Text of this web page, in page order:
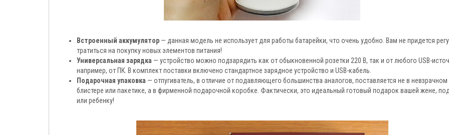
Встроенный аккумулятор — данная модель не использует для работы батарейки, что очень удобно. Вам не придется
тратиться на покупку новых элементов питания!
Универсальная зарядка — устройство можно подзарядить как от обыкновенной розетки 220 В, так и от любого USB-
например, от ПК. В комплект поставки включено стандартное зарядное устройство и USB-кабель.
Подарочная упаковка — отпугиватель, в отличие от подавляющего большинства аналогов, поставляется не в невзрачном
блистере или пакетике, а в фирменной подарочной коробке. Фактически, это идеальный готовый подарок вашей жене,
или ребенку!